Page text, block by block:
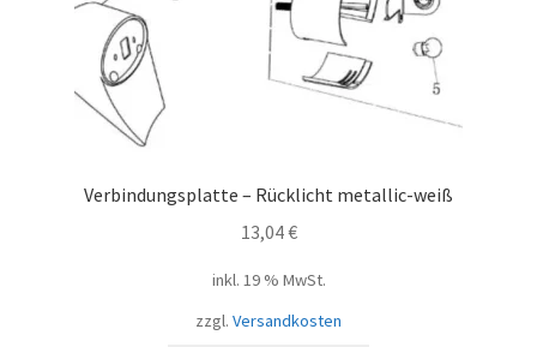
Verbindungsplatte – Rücklicht metallic-weiß
13,04€
inkl. 19 % MwSt.
zzgl. Versandkosten